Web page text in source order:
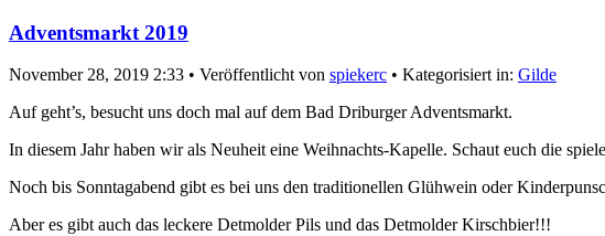
Adventsmarkt 2019
November 28, 2019 2:33 • Veröffentlicht von spiekerc • Kategorisiert in: Gilde
Auf geht’s, besucht uns doch mal auf dem Bad Driburger Adventsmarkt.
In diesem Jahr haben wir als Neuheit eine Weihnachts-Kapelle. Schaut euch die
Noch bis Sonntagabend gibt es bei uns den traditionellen Glühwein oder
Aber es gibt auch das leckere Detmolder Pils und das Detmolder Kirschbier!!!